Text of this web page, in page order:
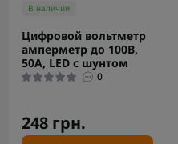
В наличии
Цифровой вольтметр
амперметр до 100В,
50А, LED с шунтом
0
248 грн.